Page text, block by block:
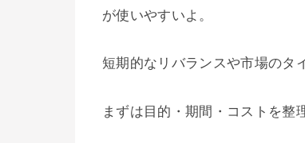
が使いやすいよ。
短期的なリバランスや市場のタ
まずは目的・期間・コストを整